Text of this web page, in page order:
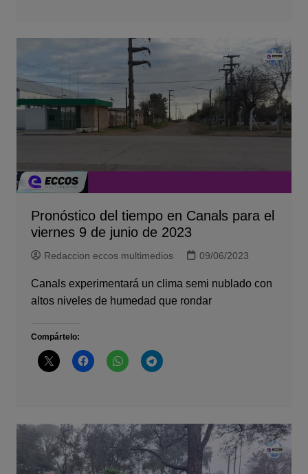
Pronóstico del tiempo en Canals para el
viernes 9 de junio de 2023
Redaccion eccos multimedios 09/06/2023
Canals experimentará un clima semi nublado con
altos niveles de humedad que rondar
Compártelo: